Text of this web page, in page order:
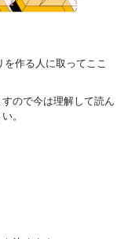
作る人に取ってここ
ので今は理解して読ん
。